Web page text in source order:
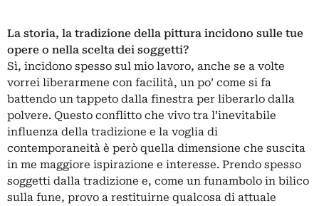
La storia, la tradizione della pittura incidono sulle tue
opere o nella scelta dei soggetti?
Sì, incidono spesso sul mio lavoro, anche se a volte
vorrei liberarmene con facilità, un po’ come si fa
battendo un tappeto dalla finestra per liberarlo dalla
polvere. Questo conflitto che vivo tra l’inevitabile
influenza della tradizione e la voglia di
contemporaneità è però quella dimensione che suscita
in me maggiore ispirazione e interesse. Prendo spesso
soggetti dalla tradizione e, come un funambolo in bilico
sulla fune, provo a restituirne qualcosa di attuale